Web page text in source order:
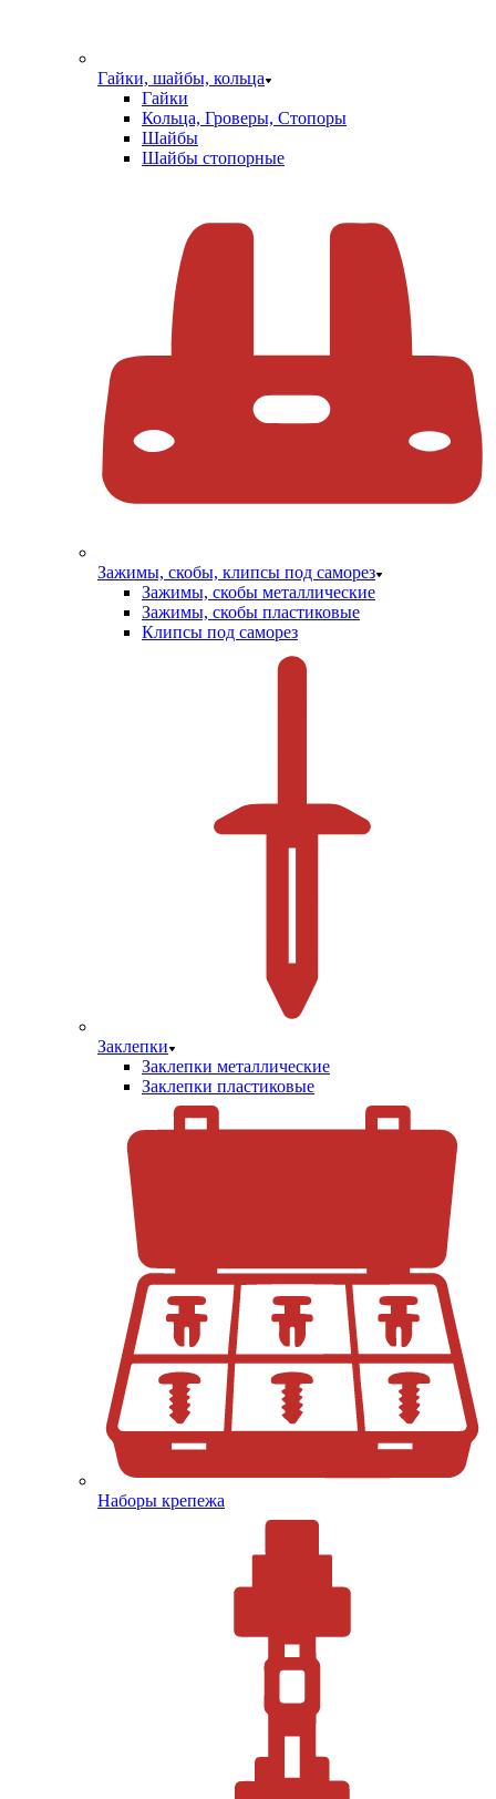
Гайки, шайбы, кольца
Гайки
Кольца, Гроверы, Стопоры
Шайбы
Шайбы стопорные
Зажимы, скобы, клипсы под саморез
Зажимы, скобы металлические
Зажимы, скобы пластиковые
Клипсы под саморез
Заклепки
Заклепки металлические
Заклепки пластиковые
Наборы крепежа